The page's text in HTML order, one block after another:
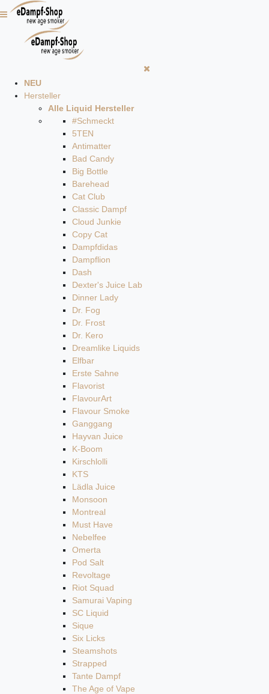
NEU
Hersteller
Alle Liquid Hersteller
#Schmeckt
5TEN
Antimatter
Bad Candy
Big Bottle
Barehead
Cat Club
Classic Dampf
Cloud Junkie
Copy Cat
Dampfdidas
Dampflion
Dash
Dexter's Juice Lab
Dinner Lady
Dr. Fog
Dr. Frost
Dr. Kero
Dreamlike Liquids
Elfbar
Erste Sahne
Flavorist
FlavourArt
Flavour Smoke
Ganggang
Hayvan Juice
K-Boom
Kirschlolli
KTS
Lädla Juice
Monsoon
Montreal
Must Have
Nebelfee
Omerta
Pod Salt
Revoltage
Riot Squad
Samurai Vaping
SC Liquid
Sique
Six Licks
Steamshots
Strapped
Tante Dampf
The Age of Vape